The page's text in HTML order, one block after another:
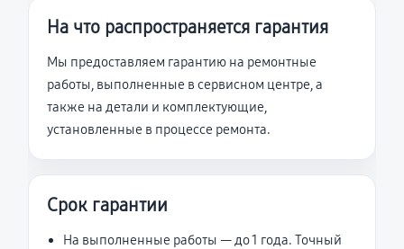
На что распространяется гарантия
Мы предоставляем гарантию на ремонтные
работы, выполненные в сервисном центре, а
также на детали и комплектующие,
установленные в процессе ремонта.
Срок гарантии
На выполненные работы — до 1 года. Точный